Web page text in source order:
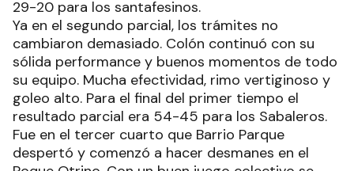
29-20 para los santafesinos.
Ya en el segundo parcial, los trámites no
cambiaron demasiado. Colón continuó con su
sólida performance y buenos momentos de todo
su equipo. Mucha efectividad, rimo vertiginoso y
goleo alto. Para el final del primer tiempo el
resultado parcial era 54-45 para los Sabaleros.
Fue en el tercer cuarto que Barrio Parque
despertó y comenzó a hacer desmanes en el